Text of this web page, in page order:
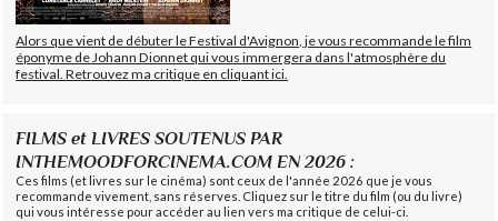
Alors que vient de débuter le Festival d'Avignon, je vous recommande le film
éponyme de Johann Dionnet qui vous immergera dans l'atmosphère du
festival. Retrouvez ma critique en cliquant ici.
FILMS et LIVRES SOUTENUS PAR
INTHEMOODFORCINEMA.COM EN 2026 :
Ces films (et livres sur le cinéma) sont ceux de l'année 2026 que je vous
recommande vivement, sans réserves. Cliquez sur le titre du film (ou du livre)
qui vous intéresse pour accéder au lien vers ma critique de celui-ci.